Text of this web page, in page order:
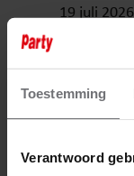
Toestemming
Verantwoord
19 juli 2026
ZUSSEN
LEVENS